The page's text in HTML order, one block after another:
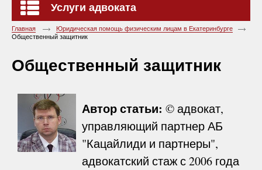
Услуги адвоката
Главная
Юридическая помощь физическим лицам в Екатеринбурге
Общественный защитник
Общественный защитник
Автор статьи: © адвокат,
управляющий партнер АБ
"Кацайлиди и партнеры",
адвокатский стаж с 2006 года